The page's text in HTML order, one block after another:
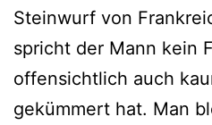
Steinwurf von
spricht der Mann kein
offensichtlich auch
gekümmert hat. Man